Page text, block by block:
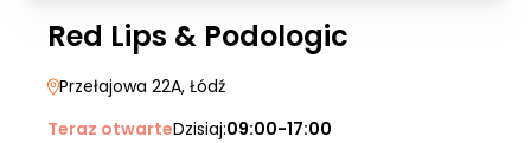
Red Lips & Podologic
Przełajowa 22A, Łódź
Teraz otwarteDzisiaj:09:00-17:00